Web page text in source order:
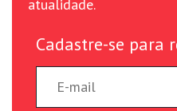
atualidade.
Cadastre-se para